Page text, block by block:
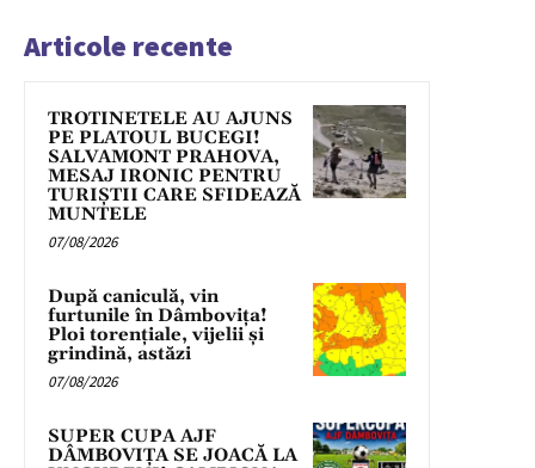
Articole recente
TROTINETELE AU AJUNS
PE PLATOUL BUCEGI!
SALVAMONT PRAHOVA,
MESAJ IRONIC PENTRU
TURIȘTII CARE SFIDEAZĂ
MUNTELE
07/08/2026
După caniculă, vin
furtunile în Dâmbovița!
Ploi torențiale, vijelii și
grindină, astăzi
07/08/2026
SUPER CUPA AJF
DÂMBOVIȚA SE JOACĂ LA